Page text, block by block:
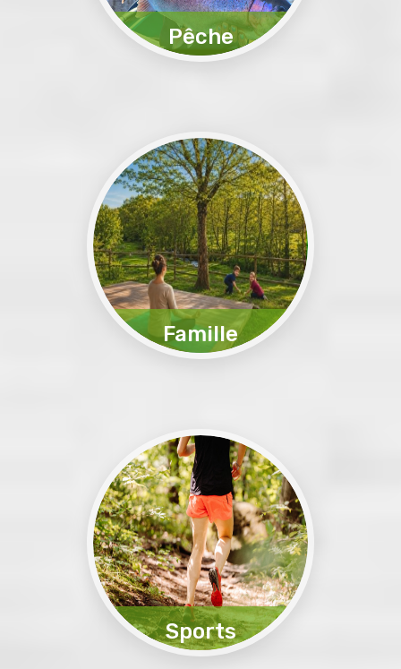
Pêche
Expérience exceptionelle
Réservez
Famille
Services et prestations
Plus D'infos
Sports